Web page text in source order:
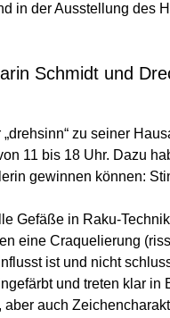
in der Ausstellung des
Schmidt und
zu seiner
11 bis 18 Uhr. Dazu
gewinnen können:
Gefäße in Raku-
eine Craquelierung
ist und nicht
und treten klar in
auch